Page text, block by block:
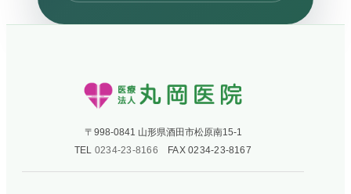
〒998-0841 山形県酒田市松原南15-1
TEL 0234-23-8166 FAX 0234-23-8167